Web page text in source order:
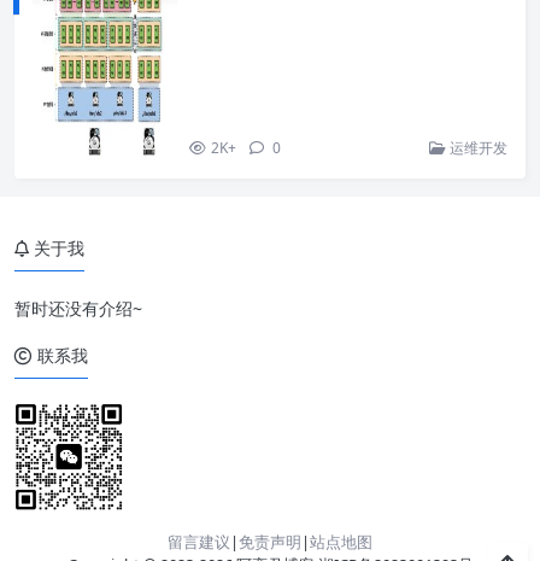
2K+ 0 运维开发
关于我
暂时还没有介绍~
联系我
留言建议 |免责声明 |站点地图